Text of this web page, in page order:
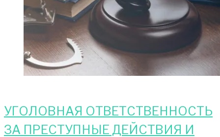
УГОЛОВНАЯ ОТВЕТСТВЕННОСТЬ
ЗА ПРЕСТУПНЫЕ ДЕЙСТВИЯ И